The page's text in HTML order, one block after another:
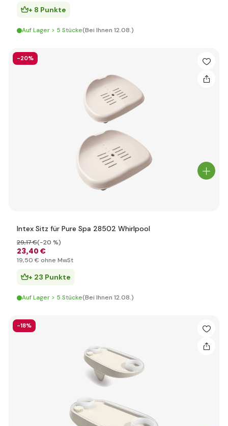
+ 8 Punkte
Auf Lager > 5 Stücke(Bei Ihnen 12.08.)
-20%
Intex Sitz für Pure Spa 28502 Whirlpool
23,40 €
29,17 €(-20 %)
19,50 € ohne MwSt
+ 23 Punkte
Auf Lager > 5 Stücke(Bei Ihnen 12.08.)
-18%